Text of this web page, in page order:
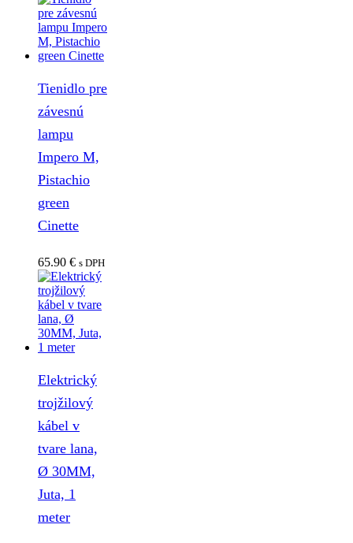
Tienidlo pre
závesnú
lampu
Impero M,
Pistachio
green
Cinette
65.90 € s DPH
Elektrický
trojžilový
kábel v
tvare lana,
Ø 30MM,
Juta, 1
meter